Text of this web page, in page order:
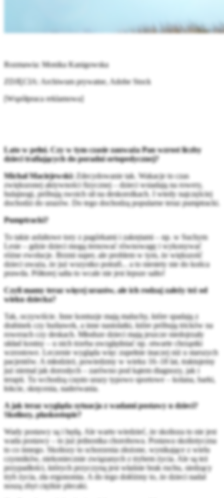
Rozmawia: Monika Kanigowska
ZDJĘCIA: Archiwum prywatne, Adobe Stock
[Współpraca reklamowa]
Lato w pełni. Czy w tym czasie zauważa Pan wzrost liczby
dzieci trafiających do poradni ortopedycznej?
Michał Maciejewski:Zdecydowanie tak. Wakacje to czas
zwiększonej aktywności fizycznej – dzieci wsiadają na rowery,
hulajnogi, próbują swoich sił na deskorolkach. I wtedy najczęściej
dochodzi do urazów. Do tego dochodzą popularne teraz pumptracki.
Pumptracki?
To takie asfaltowe tory z pagórkami i zakrętami – np. w Suchym
Lesie – gdzie dzieci mogą trenować równowagę i wykonywać
różne ewolucje. Brzmi super, ale problem w tym, że większość
dzieci uważa, że już wszystko potrafi... a to niestety nie do końca
prawda. Półtorej salta to wcale nie jest lepsze salto!
Czyli mamy teraz więcej urazów, ale ich rodzaj zależy też od
wieku dziecka?
Tak, oczywiście. Inne kontuzje mają maluchy, które spadają z
drabinek czy huśtawek, a inne nastolatki, które próbują tricków na
rowerach czy deskach. Młodsze dzieci mają jeszcze niedojrzały
układ kostny – u nich trzeba uwzględniać np. otwarte chrząstki
wzrostowe. Leczenie wygląda więc zupełnie inaczej niż u starszych
pacjentów. A młodzież, powiedzmy w wieku 16–18 lat, traktujemy
już niemal jak dorosłych – zarówno pod kątem diagnozy, jak i
terapii. Tu wchodzą często urazy typowo sportowe – kolana, barki,
łokcie, skręcenia, naderwania.
A jak teraz wygląda sytuacja z wadami postawy u dzieci?
Skoliozy, płaskostopie?
Wady postawy są i będą. Ale warto wiedzieć, że skolioza to nie jest
wada postawy – to już jednostka chorobowa. Postawa skoliotyczna
to co innego. Skoliozy to schorzenia złożone, wynikające z wielu
czynników, niekoniecznie związanych z trybem życia. Ale są też
przypadłości, których przyczyną jest właśnie brak ruchu, siedzący
tryb życia, zła ergonomia. A do tego dołóżmy to, że dzieci nadal
noszą zbyt ciężkie plecaki.